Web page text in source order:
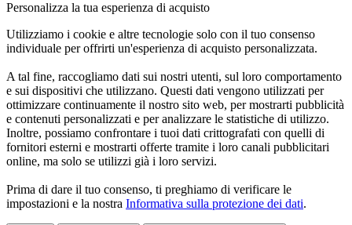
Personalizza la tua esperienza di acquisto
Utilizziamo i cookie e altre tecnologie solo con il tuo consenso
individuale per offrirti un'esperienza di acquisto personalizzata.
A tal fine, raccogliamo dati sui nostri utenti, sul loro comportamento
e sui dispositivi che utilizzano. Questi dati vengono utilizzati per
ottimizzare continuamente il nostro sito web, per mostrarti pubblicità
e contenuti personalizzati e per analizzare le statistiche di utilizzo.
Inoltre, possiamo confrontare i tuoi dati crittografati con quelli di
fornitori esterni e mostrarti offerte tramite i loro canali pubblicitari
online, ma solo se utilizzi già i loro servizi.
Prima di dare il tuo consenso, ti preghiamo di verificare le
impostazioni e la nostra Informativa sulla protezione dei dati.